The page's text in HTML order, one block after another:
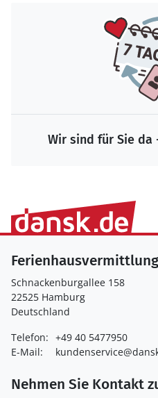
Wir sind für Sie da
Schnackenburgallee 158
22525 Hamburg
Deutschland
Telefon: +49 40 5477950
E-Mail:
Nehmen Sie Kontakt